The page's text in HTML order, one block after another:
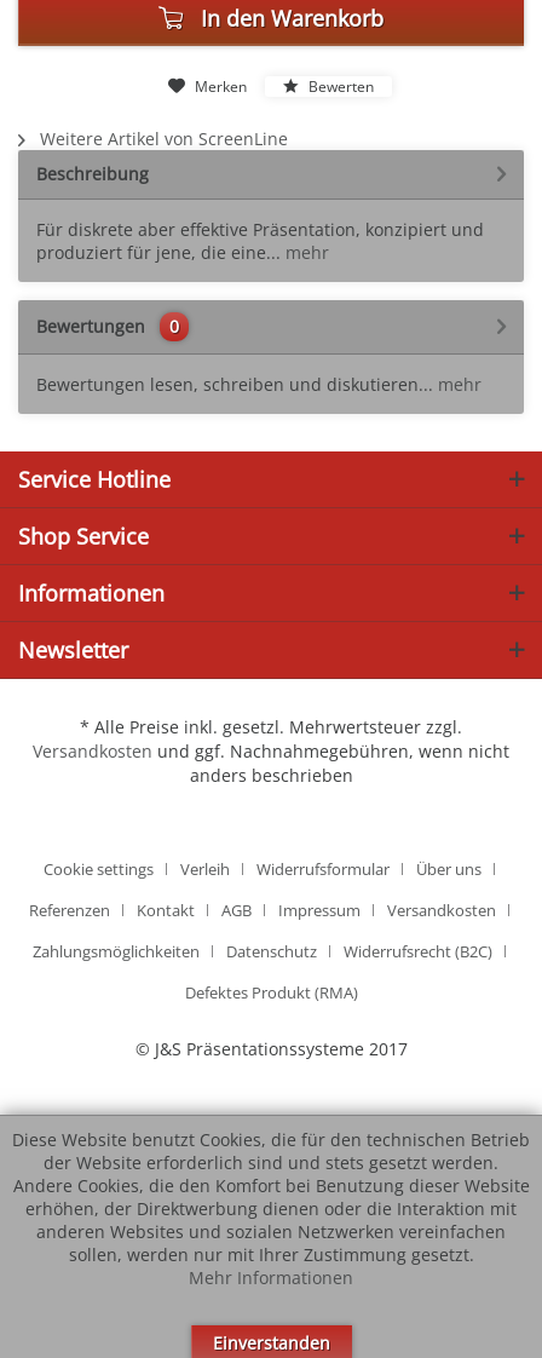
In den Warenkorb
Merken Bewerten
Weitere Artikel von ScreenLine
Beschreibung
Für diskrete aber effektive Präsentation, konzipiert und
produziert für jene, die eine... mehr
Bewertungen 0
Bewertungen lesen, schreiben und diskutieren... mehr
Service Hotline
Shop Service
Informationen
Newsletter
* Alle Preise inkl. gesetzl. Mehrwertsteuer zzgl.
Versandkosten und ggf. Nachnahmegebühren, wenn nicht
anders beschrieben
Cookie settings Verleih Widerrufsformular
Über uns
Referenzen
Kontakt AGB Impressum
Versandkosten
Zahlungsmöglichkeiten
Datenschutz
Widerrufsrecht (B2C)
Defektes Produkt (RMA)
© J&S Präsentationssysteme 2017
Diese Website benutzt Cookies, die für den technischen Betrieb
der Website erforderlich sind und stets gesetzt werden.
Andere Cookies, die den Komfort bei Benutzung dieser Website
erhöhen, der Direktwerbung dienen oder die Interaktion mit
anderen Websites und sozialen Netzwerken vereinfachen
sollen, werden nur mit Ihrer Zustimmung gesetzt.
Mehr Informationen
Einverstanden